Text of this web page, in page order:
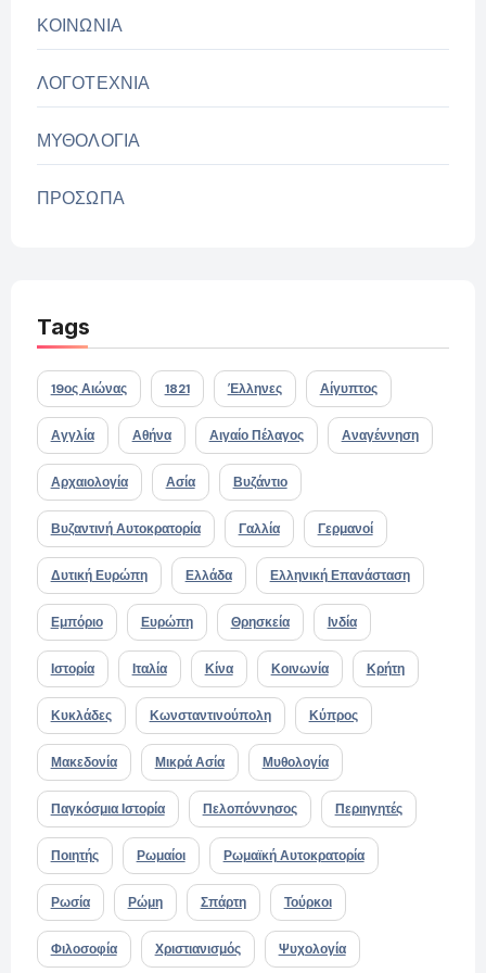
ΚΟΙΝΩΝΙΑ
ΛΟΓΟΤΕΧΝΙΑ
ΜΥΘΟΛΟΓΙΑ
ΠΡΟΣΩΠΑ
Tags
19ος Αιώνας 1821 Έλληνες Αίγυπτος
Αγγλία Αθήνα Αιγαίο Πέλαγος Αναγέννηση
Αρχαιολογία Ασία Βυζάντιο
Βυζαντινή Αυτοκρατορία Γαλλία Γερμανοί
Δυτική Ευρώπη Ελλάδα Ελληνική Επανάσταση
Εμπόριο Ευρώπη Θρησκεία Ινδία
Ιστορία Ιταλία Κίνα Κοινωνία Κρήτη
Κυκλάδες Κωνσταντινούπολη Κύπρος
Μακεδονία Μικρά Ασία Μυθολογία
Παγκόσμια Ιστορία Πελοπόννησος Περιηγητές
Ποιητής Ρωμαίοι Ρωμαϊκή Αυτοκρατορία
Ρωσία Ρώμη Σπάρτη Τούρκοι
Φιλοσοφία Χριστιανισμός Ψυχολογία